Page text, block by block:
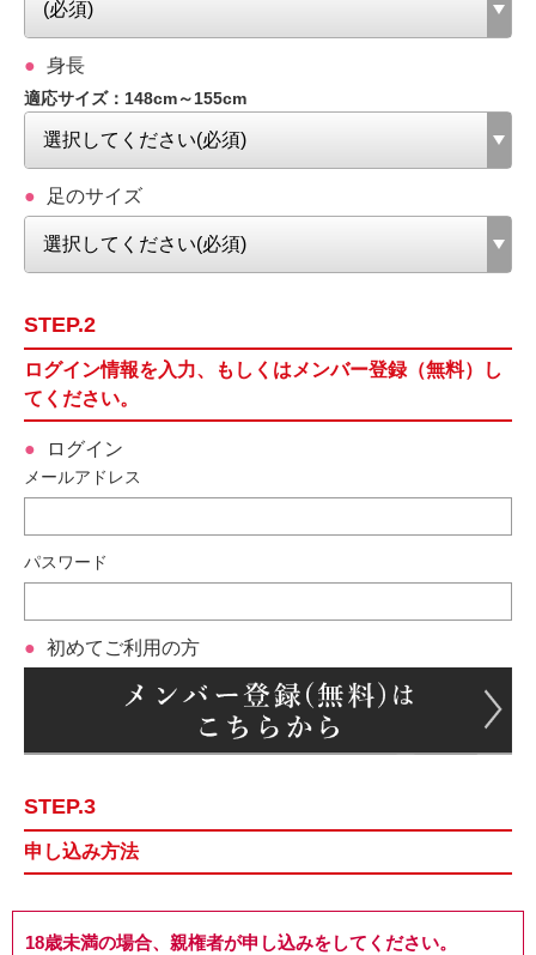
身長
適応サイズ：148cm～155cm
足のサイズ
STEP.2
ログイン情報を入力、もしくはメンバー登録（無料）し
てください。
ログイン
メールアドレス
パスワード
初めてご利用の方
STEP.3
申し込み方法
18歳未満の場合、親権者が申し込みをしてください。